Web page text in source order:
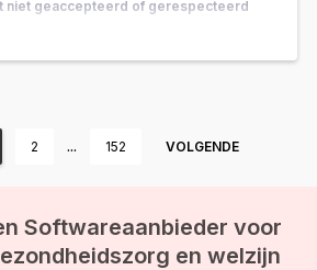
niet geaccepteerd of gerespecteerd
2 … 152 VOLGENDE
Softwareaanbieder voor
en welzijn